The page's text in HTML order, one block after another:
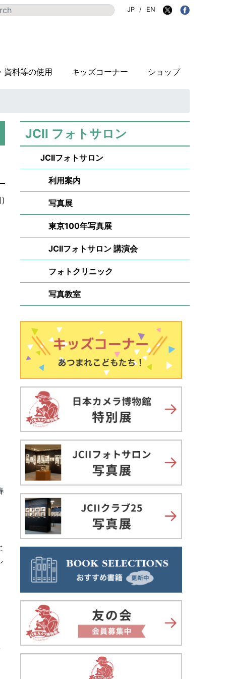
資料等の使用 キッズコーナー ショップ
JP / EN
JCII フォトサロン
JCIIフォトサロン
利用案内
写真展
東京100年写真展
JCIIフォトサロン 講演会
フォトクリニック
写真教室